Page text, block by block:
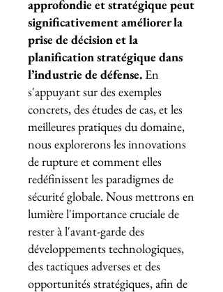
approfondie et stratégique peut
significativement améliorer la
prise de décision et la
planification stratégique dans
l’industrie de défense. En
s'appuyant sur des exemples
concrets, des études de cas, et les
meilleures pratiques du domaine,
nous explorerons les innovations
de rupture et comment elles
redéfinissent les paradigmes de
sécurité globale. Nous mettrons en
lumière l'importance cruciale de
rester à l'avant-garde des
développements technologiques,
des tactiques adverses et des
opportunités stratégiques, afin de